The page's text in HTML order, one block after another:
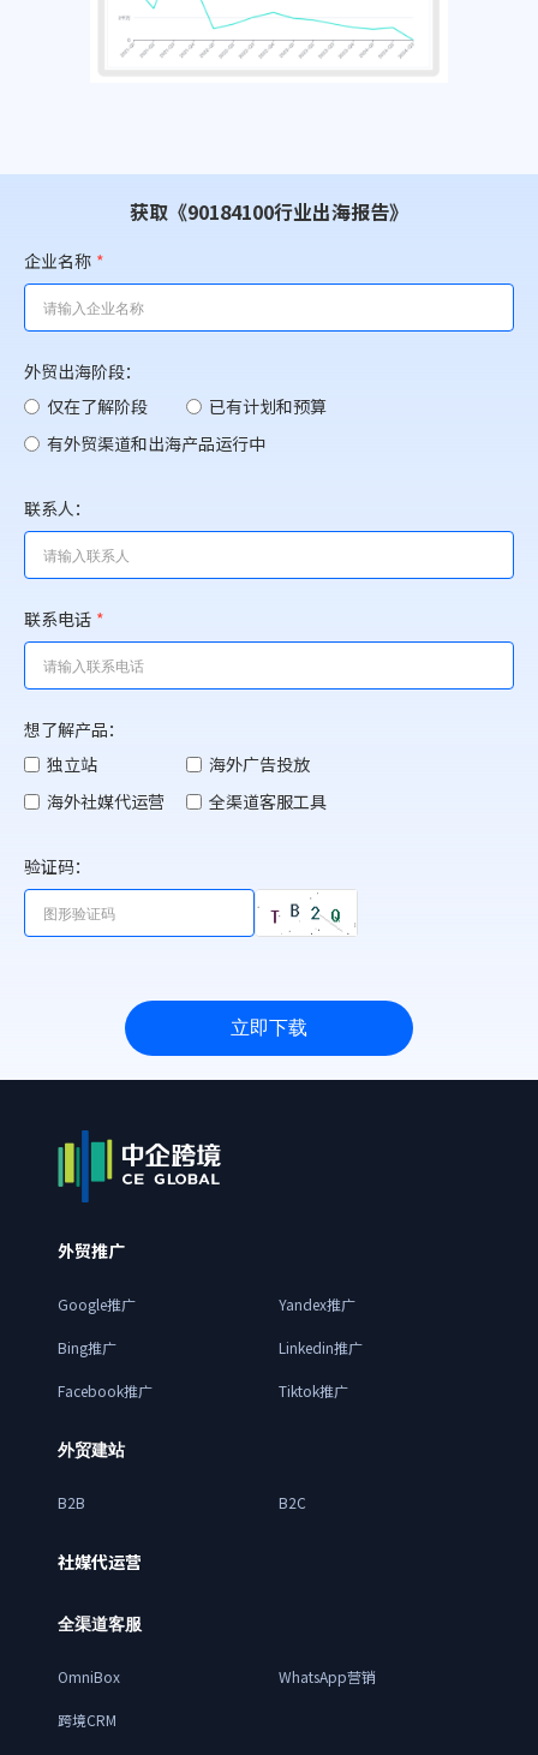
获取《90184100行业出海报告》
企业名称 *
外贸出海阶段：
仅在了解阶段
已有计划和预算
有外贸渠道和出海产品运行中
联系人：
联系电话 *
想了解产品：
独立站
海外广告投放
海外社媒代运营
全渠道客服工具
验证码：
立即下载
外贸推广
Google推广 Yandex推广
Bing推广 Linkedin推广
Facebook推广 Tiktok推广
外贸建站
B2B B2C
社媒代运营
全渠道客服
OmniBox WhatsApp营销
跨境CRM